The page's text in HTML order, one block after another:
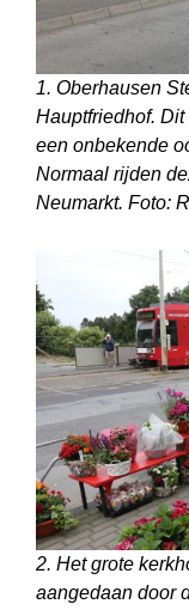
1. Oberhausen
Hauptfriedhof.
een onbekende
Normaal rijden
Neumarkt. Foto:
2. Het grote
aangedaan door